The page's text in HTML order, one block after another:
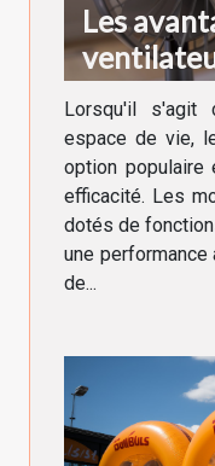
Les
vitesses
Lorsqu'il s'agit
espace de vie,
option
efficacité. Les
dotés de
une performance
de...